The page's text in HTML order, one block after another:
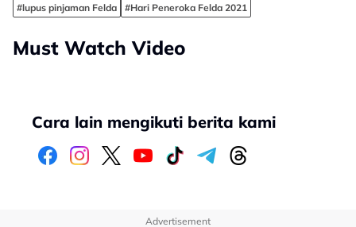
#lupus pinjaman Felda
#Hari Peneroka Felda 2021
Must Watch Video
Cara lain mengikuti berita kami
Advertisement